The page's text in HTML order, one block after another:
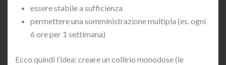
essere stabile a sufficienza
permettere una somministrazione multipla (es. ogni
6 ore per 1 settimana)
Ecco quindi l’idea: creare un collirio monodose (le